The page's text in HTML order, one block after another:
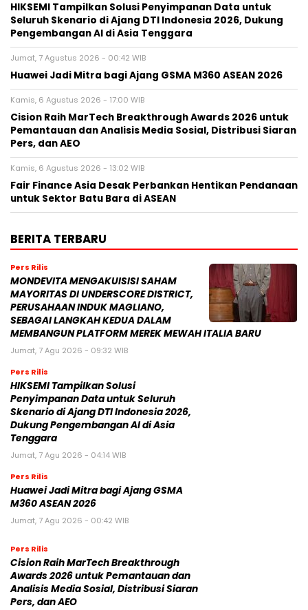
HIKSEMI Tampilkan Solusi Penyimpanan Data untuk
Seluruh Skenario di Ajang DTI Indonesia 2026, Dukung
Pengembangan AI di Asia Tenggara
Jumat, 7 Agustus 2026 - 00:42 WIB
Huawei Jadi Mitra bagi Ajang GSMA M360 ASEAN 2026
Kamis, 6 Agustus 2026 - 17:00 WIB
Cision Raih MarTech Breakthrough Awards 2026 untuk
Pemantauan dan Analisis Media Sosial, Distribusi Siaran
Pers, dan AEO
Kamis, 6 Agustus 2026 - 13:02 WIB
Fair Finance Asia Desak Perbankan Hentikan Pendanaan
untuk Sektor Batu Bara di ASEAN
BERITA TERBARU
Pers Rilis
MONDEVITA MENGAKUISISI SAHAM
MAYORITAS DI UNDERSCORE DISTRICT,
PERUSAHAAN INDUK MAGLIANO,
SEBAGAI LANGKAH KEDUA DALAM
MEMBANGUN PLATFORM MEREK MEWAH ITALIA BARU
Jumat, 7 Agu 2026 - 09:32 WIB
Pers Rilis
HIKSEMI Tampilkan Solusi
Penyimpanan Data untuk Seluruh
Skenario di Ajang DTI Indonesia 2026,
Dukung Pengembangan AI di Asia
Tenggara
Jumat, 7 Agu 2026 - 04:14 WIB
Pers Rilis
Huawei Jadi Mitra bagi Ajang GSMA
M360 ASEAN 2026
Jumat, 7 Agu 2026 - 00:42 WIB
Pers Rilis
Cision Raih MarTech Breakthrough
Awards 2026 untuk Pemantauan dan
Analisis Media Sosial, Distribusi Siaran
Pers, dan AEO